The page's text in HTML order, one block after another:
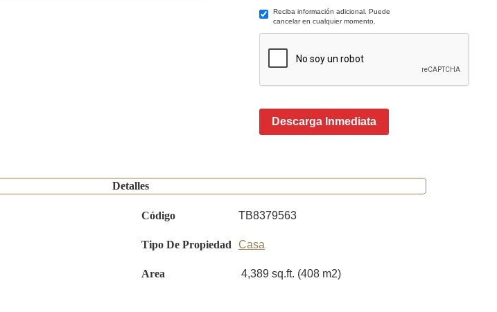
Reciba información adicional. Puede
cancelar en cualquier momento.
Descarga Inmediata
Detalles
Código TB8379563
Tipo De Propiedad Casa
Area 4,389 sq.ft. (408 m2)